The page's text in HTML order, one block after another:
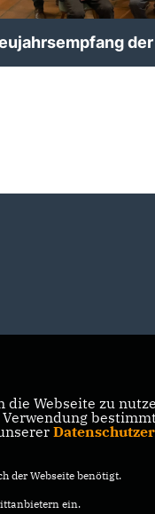
die Webseite zu
der Webseite benötigt.
ein.